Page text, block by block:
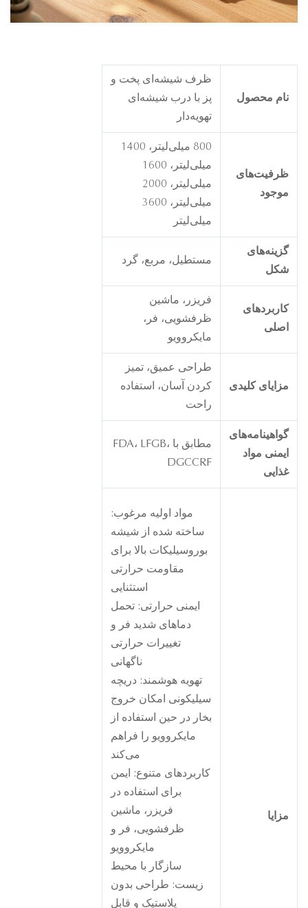
محصول
ظرف شیشه‌ای پخت و
پز با درب شیشه‌ای
تهویه‌دار
800 میلی‌لیتر، 1400
میلی‌لیتر، 1600
میلی‌لیتر، 2000
میلی‌لیتر، 3600
میلی‌لیتر
مستطیل، مربع، گرد
فریزر، ماشین
ظرفشویی، فر،
مایکروویو
کلیدی
طراحی عمیق، تمیز
کردن آسان، استفاده
راحت
مواد
مطابق با FDA، LFGB،
DGCCRF
مواد اولیه مرغوب:
ساخته شده از شیشه
بوروسیلیکات بالا برای
مقاومت حرارتی
استثنایی
ایمنی حرارتی: تحمل
دماهای شدید فر و
تغییرات حرارتی
ناگهانی
تهویه هوشمند: دریچه
سیلیکونی امکان خروج
بخار در حین استفاده از
مایکروویو را فراهم
می‌کند
کاربردهای متنوع: ایمن
برای استفاده در
فریزر، ماشین
ظرفشویی، فر و
مایکروویو
سازگار با محیط
زیست: طراحی بدون
پلاستیک و قابل